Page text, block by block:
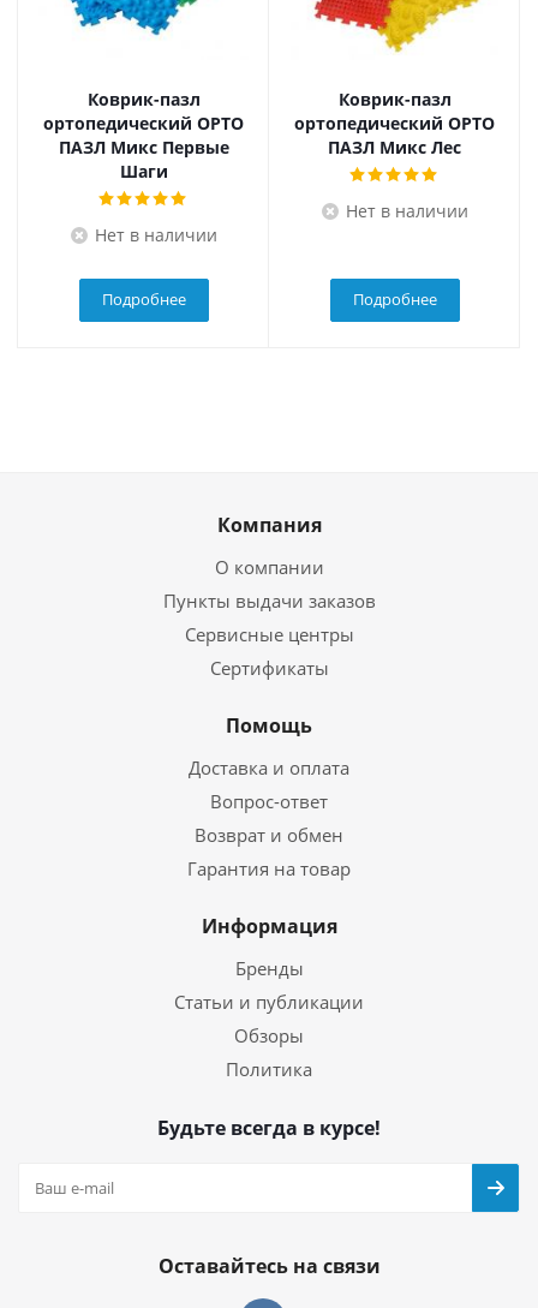
Коврик-пазл
ортопедический ОРТО
ПАЗЛ Микс Первые
Шаги
Нет в наличии
Подробнее
Коврик-пазл
ортопедический ОРТО
ПАЗЛ Микс Лес
Нет в наличии
Подробнее
Компания
О компании
Пункты выдачи заказов
Сервисные центры
Сертификаты
Помощь
Доставка и оплата
Вопрос-ответ
Возврат и обмен
Гарантия на товар
Информация
Бренды
Статьи и публикации
Обзоры
Политика
Будьте всегда в курсе!
Оставайтесь на связи